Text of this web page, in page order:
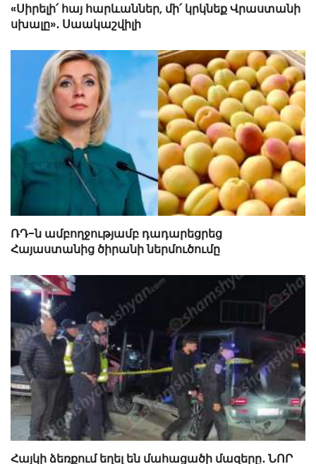
«Սիրելի՛ հայ հարևաններ, մի՛ կրկնեք Վրաստանի
սխալը»․ Սաակաշվիլի
ՌԴ-ն ամբողջությամբ դադարեցրեց
Հայաստանից ծիրանի ներմուծումը
Հայկի ձեռքում եղել են մահացածի մազերը․ ՆՈՐ